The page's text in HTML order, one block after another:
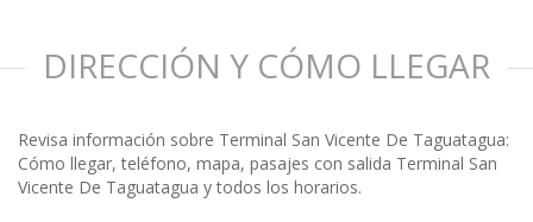
DIRECCIÓN Y CÓMO LLEGAR
Revisa información sobre Terminal San Vicente De Taguatagua:
Cómo llegar, teléfono, mapa, pasajes con salida Terminal San
Vicente De Taguatagua y todos los horarios.